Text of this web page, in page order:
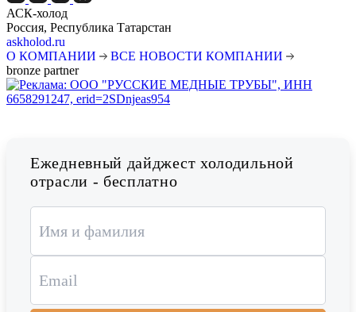
АСК-холод
Россия, Республика Татарстан
askholod.ru
О КОМПАНИИ
ВСЕ НОВОСТИ КОМПАНИИ
bronze partner
Ежедневный дайджест холодильной
отрасли - бесплатно